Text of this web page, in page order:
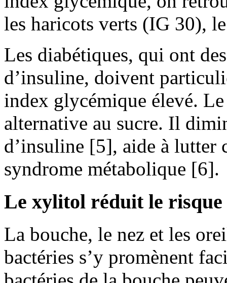
les haricots verts (IG 30),
Les diabétiques, qui ont
d’insuline, doivent
index glycémique élevé.
alternative au sucre. Il
d’insuline [5], aide à lutter
syndrome métabolique [6].
Le xylitol réduit le risque
La bouche, le nez et les
bactéries s’y promènent